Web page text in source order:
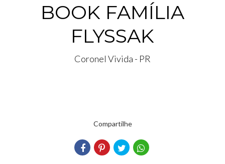
BOOK FAMÍLIA
FLYSSAK
Coronel Vivida - PR
Compartilhe